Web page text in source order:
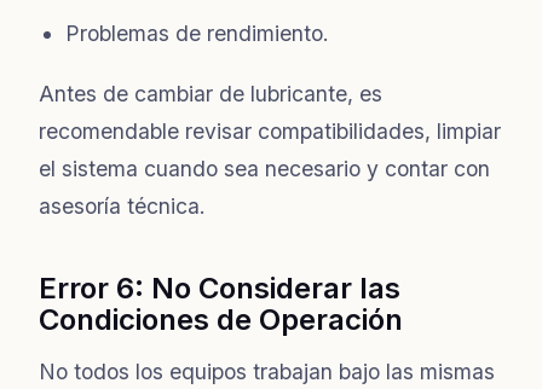
Problemas de rendimiento.
Antes de cambiar de lubricante, es
recomendable revisar compatibilidades, limpiar
el sistema cuando sea necesario y contar con
asesoría técnica.
Error 6: No Considerar las
Condiciones de Operación
No todos los equipos trabajan bajo las mismas